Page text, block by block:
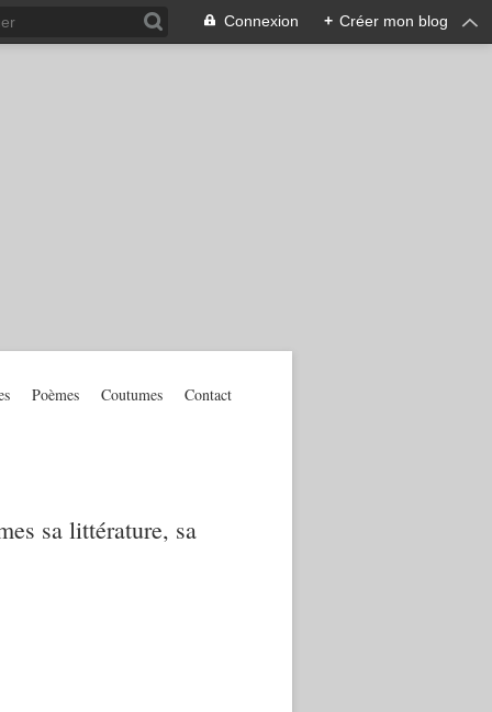
Connexion + Créer mon blog
sa littérature, sa
Poèmes Coutumes Contact